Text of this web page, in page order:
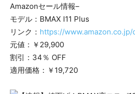
Amazonセール情報–
モデル：BMAX I11 Plus
リンク： https://www.amazon.co.jp/
元値：￥29,900
割引：34％ OFF
適用価格：￥19,720